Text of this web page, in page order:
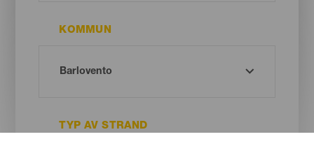
KOMMUN
TYP AV STRAND